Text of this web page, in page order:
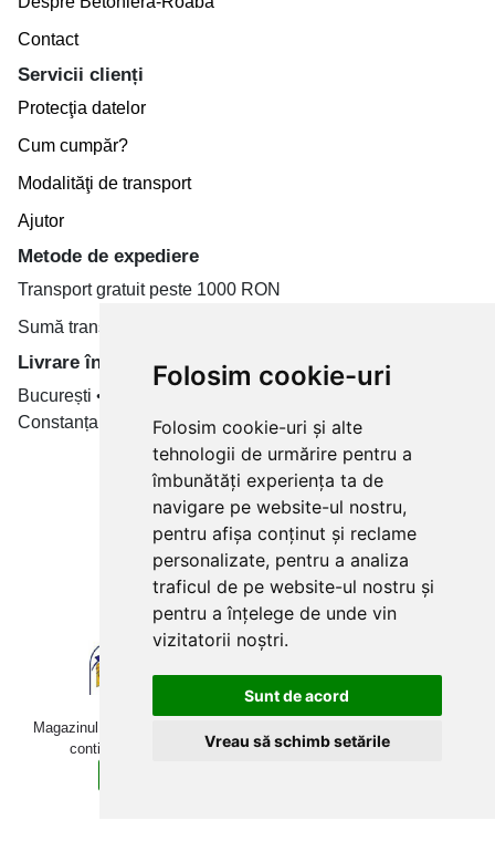
Folosim cookie-uri
Folosim cookie-uri și alte
tehnologii de urmărire pentru a
îmbunătăți experiența ta de
navigare pe website-ul nostru,
pentru afișa conținut și reclame
personalizate, pentru a analiza
traficul de pe website-ul nostru și
pentru a înțelege de unde vin
vizitatorii noștri.
Sunt de acord
Vreau să schimb setările
Magazinul online betoniera-roaba.ro folosește cookies. Navigând în
continuare, îți exprimi acordul pentru folosirea acestora.
Contact
Servicii clienți
Protecţia datelor
Cum cumpăr?
Modalităţi de transport
Ajutor
Metode de expediere
Transport gratuit peste 1000 RON
Sumă transport de la 19.99 RON
Livrare în toate țară
București • Cluj-Napoca • Brașov • Timișoara • Iași •
Constanța • Craiova
Plăți cu card bancar prin